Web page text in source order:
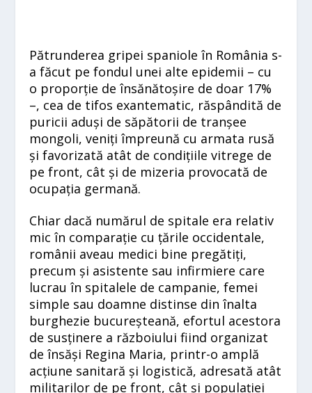
Pătrunderea gripei spaniole în România s-
a făcut pe fondul unei alte epidemii – cu
o proporție de însănătoșire de doar 17%
–, cea de tifos exantematic, răspândită de
puricii aduși de săpătorii de tranșee
mongoli, veniți împreună cu armata rusă
și favorizată atât de condițiile vitrege de
pe front, cât și de mizeria provocată de
ocupația germană.
Chiar dacă numărul de spitale era relativ
mic în comparație cu țările occidentale,
românii aveau medici bine pregătiți,
precum și asistente sau infirmiere care
lucrau în spitalele de campanie, femei
simple sau doamne distinse din înalta
burghezie bucureșteană, efortul acestora
de susținere a războiului fiind organizat
de însăși Regina Maria, printr-o amplă
acțiune sanitară și logistică, adresată atât
militarilor de pe front, cât și populației